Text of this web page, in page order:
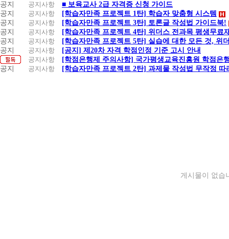
공지
공지사항
■ 보육교사 2급 자격증 신청 가이드
공지
공지사항
[학습자만족 프로젝트 1탄] 학습자 맞춤형 시스템
공지
공지사항
[학습자만족 프로젝트 3탄] 토론글 작성법 가이드북!
공지
공지사항
[학습자만족 프로젝트 4탄] 위더스 전과목 평생무료
공지
공지사항
[학습자만족 프로젝트 5탄] 실습에 대한 모든 것, 위
공지
공지사항
[공지] 제20차 자격 학점인정 기준 고시 안내
공지사항
[학점은행제 주의사항] 국가평생교육진흥원 학점은
공지
공지사항 [학습자만족 프로젝트 2탄] 과제물 작성법 무작정 따
게시물이 없습